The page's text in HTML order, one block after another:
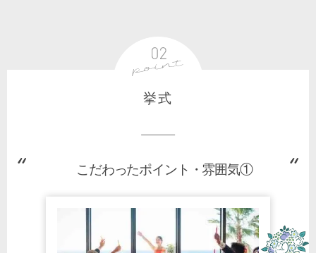
挙式
こだわったポイント・雰囲気①